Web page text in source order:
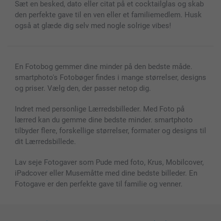
Fotokalender & Kalenderbog
Fotorammer & Tilbehør
Investor Relations
Status for ordrer
Sæt en besked, dato eller citat på et cocktailglas og skab
den perfekte gave til en ven eller et familiemedlem. Husk
også at glæde dig selv med nogle solrige vibes!
En Fotobog gemmer dine minder på den bedste måde.
smartphoto's Fotobøger findes i mange størrelser, designs
og priser. Vælg den, der passer netop dig.
Indret med personlige Lærredsbilleder. Med Foto på
lærred kan du gemme dine bedste minder. smartphoto
tilbyder flere, forskellige størrelser, formater og designs til
dit Lærredsbillede.
Lav seje Fotogaver som Pude med foto, Krus, Mobilcover,
iPadcover eller Musemåtte med dine bedste billeder. En
Fotogave er den perfekte gave til familie og venner.